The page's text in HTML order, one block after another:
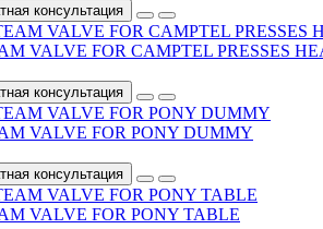
консультация
VALVE FOR CAMPTEL PRESSES
консультация
VALVE FOR PONY DUMMY
консультация
VALVE FOR PONY TABLE